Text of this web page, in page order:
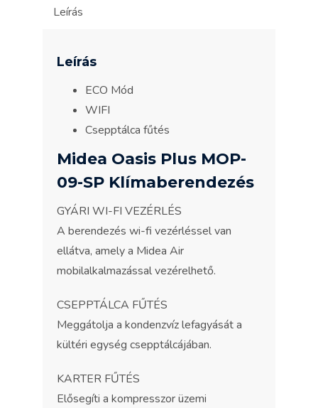
Leírás
Leírás
ECO Mód
WIFI
Csepptálca fűtés
Midea Oasis Plus MOP-
09-SP Klímaberendezés
GYÁRI WI-FI VEZÉRLÉS
A berendezés wi-fi vezérléssel van
ellátva, amely a Midea Air
mobilalkalmazással vezérelhető.
CSEPPTÁLCA FŰTÉS
Meggátolja a kondenzvíz lefagyását a
kültéri egység csepptálcájában.
KARTER FŰTÉS
Elősegíti a kompresszor üzemi